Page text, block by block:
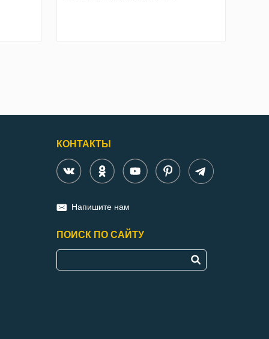
КОНТАКТЫ
Напишите нам
ПОИСК ПО САЙТУ